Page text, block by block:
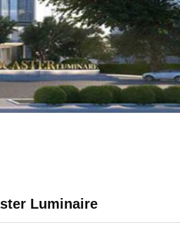
Luminaire